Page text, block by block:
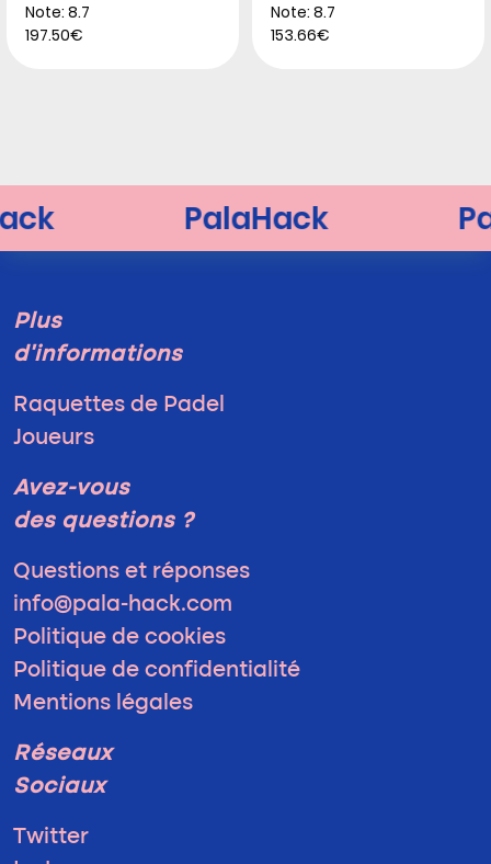
Note: 8.7
197.50€
Note: 8.7
153.66€
Plus
d'informations
Raquettes de Padel
Joueurs
Avez-vous
des questions ?
Questions et réponses
info@pala-hack.com
Politique de cookies
Politique de confidentialité
Mentions légales
Réseaux
Sociaux
Twitter